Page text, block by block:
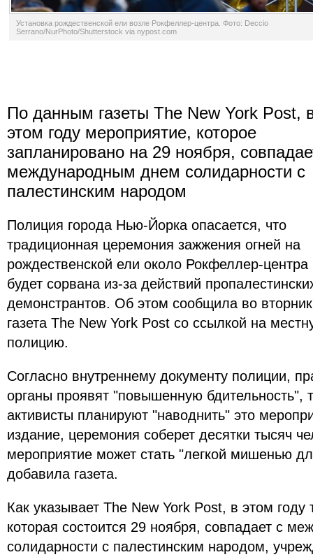
Установка рождественской ели возле Рокфеллер-центра. Фото: Deccio
Serrano/NurPhoto/Shutterstock via nypost.com
По данным газеты The New York Post,
этом году мероприятие, которое
запланировано на 29 ноября,
международным днем солидарности с
палестинским народом
Полиция города Нью-Йорка опасается, что
традиционная церемония зажжения огней на
рождественской ели около Рокфеллер-центра
будет сорвана из-за действий
демонстрантов. Об этом сообщила во вторник
газета The New York Post со ссылкой на
полицию.
Согласно внутреннему документу полиции,
органы проявят "повышенную бдительность",
активисты планируют "наводнить" это
издание, церемония соберет десятки тысяч
мероприятие может стать "легкой мишенью
добавила газета.
Как указывает The New York Post, в этом
которая состоится 29 ноября, совпадает с
солидарности с палестинским народом,